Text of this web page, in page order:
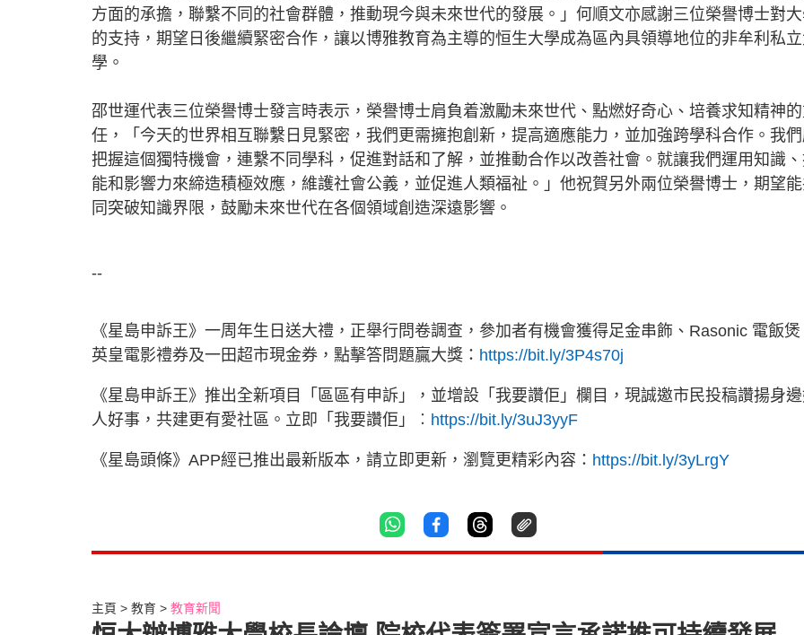
方面的承擔，聯繫不同的社會群體，推動現今與未來世代的發展。」何順文亦感謝三位榮譽博士對
的支持，期望日後繼續緊密合作，讓以博雅教育為主導的恒生大學成為區內具領導地位的非牟利私
學。
邵世運代表三位榮譽博士發言時表示，榮譽博士肩負着激勵未來世代、點燃好奇心、培養求知精神
任，「今天的世界相互聯繫日見緊密，我們更需擁抱創新，提高適應能力，並加強跨學科合作。我
把握這個獨特機會，連繫不同學科，促進對話和了解，並推動合作以改善社會。就讓我們運用知識
能和影響力來締造積極效應，維護社會公義，並促進人類福祉。」他祝賀另外兩位榮譽博士，期望
同突破知識界限，鼓勵未來世代在各個領域創造深遠影響。
--
《星島申訴王》一周年生日送大禮，正舉行問卷調查，參加者有機會獲得足金串飾、Rasonic 電飯煲
英皇電影禮券及一田超市現金券，點擊答問題贏大獎： https://bit.ly/3P4s70j
《星島申訴王》推出全新項目「區區有申訴」，並增設「我要讚佢」欄目，現誠邀市民投稿讚揚身
人好事，共建更有愛社區。立即「我要讚佢」︰ https://bit.ly/3uJ3yyF
《星島頭條》APP經已推出最新版本，請立即更新，瀏覽更精彩內容： https://bit.ly/3yLrgY
主頁 教育 教育新聞